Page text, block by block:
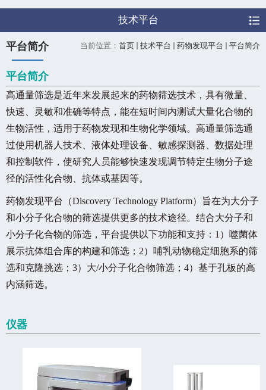
技术平台
当前位置： 首页 技术平台 药物发现平台 平台简介
平台简介
平台简介
高通量筛选是近年来发展起来的药物筛选技术，具有微量、
快速、灵敏和准确等特点，能在短时间内测试大量化合物的
生物活性，适用于药物发现和生物化学领域。高通量筛选通
过使用机器人技术、液体处理设备、敏感探测器、数据处理
和控制软件，使研究人员能够快速发现调节特定生物分子途
径的活性化合物、抗体或基因等。
药物发现平台（Discovery Technology Platform）旨在为大分子
和小分子化合物的筛选提供更多的技术途径。结合大分子和
小分子化合物的筛选，平台提供以下功能和支持： 1 ）噬菌体
展示抗体组合库的构建和筛选； 2）哺乳动物稳定细胞系的筛
选和克隆挑选； 3）大/小分子化合物筛选； 4）基于孔板的高
内涵筛选。
仪器